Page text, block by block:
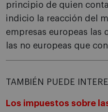
principio de quien
indicio la reacción del
empresas europeas las
las no europeas que
TAMBIÉN PUEDE
Los impuestos sobre